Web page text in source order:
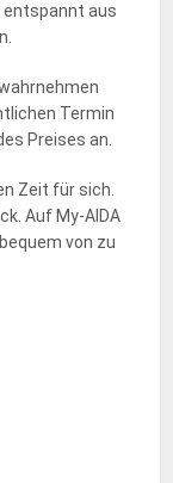
entspannt aus
Termin
Preises an.
Zeit für sich.
Auf My-AIDA
von zu